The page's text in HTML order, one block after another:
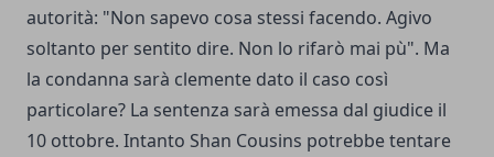
autorità: "Non sapevo cosa stessi facendo. Agivo
soltanto per sentito dire. Non lo rifarò mai pù". Ma
la condanna sarà clemente dato il caso così
particolare? La sentenza sarà emessa dal giudice il
10 ottobre. Intanto Shan Cousins potrebbe tentare